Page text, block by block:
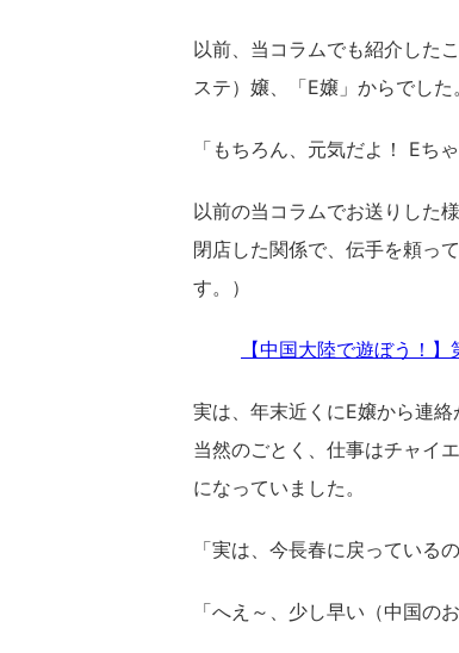
以前、当コラムでも紹介した
ステ）嬢、「E嬢」からでした。
「もちろん、元気だよ！ Eち
以前の当コラムでお送りした
閉店した関係で、伝手を頼っ
す。）
【中国大陸で遊ぼう！
実は、年末近くにE嬢から連
当然のごとく、仕事はチャイ
になっていました。
「実は、今長春に戻っているの
「へえ～、少し早い（中国の